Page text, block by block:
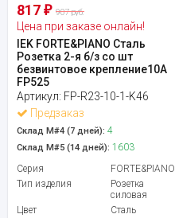
817 ₽ 907 руб.
Цена при заказе онлайн!
IEK FORTE&PIANO Сталь
Розетка 2-я б/з со шт
безвинтовое крепление10А
FP525
Артикул: FP-R23-10-1-K46
Предзаказ
Склад М#4 (7 дней): 4
Склад М#5 (14 дней): 1603
Серия
FORTE&PIANO
Тип изделия
Розетка
силовая
Цвет
Сталь